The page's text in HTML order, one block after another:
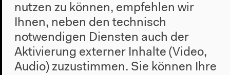
nutzen zu können, empfehlen wir
Ihnen, neben den technisch
notwendigen Diensten auch der
Aktivierung externer Inhalte (Video,
Audio) zuzustimmen. Sie können Ihre